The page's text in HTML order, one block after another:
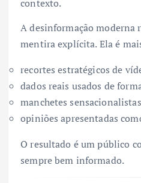
contexto.
A desinformação moderna
mentira explícita. Ela é
recortes estratégicos de
dados reais usados de
manchetes sensacionalistas
opiniões apresentadas
O resultado é um público
sempre bem informado.